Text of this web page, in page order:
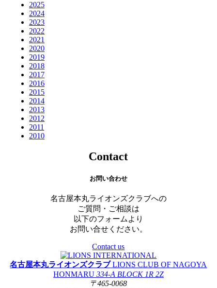
2025
2024
2023
2022
2021
2020
2019
2018
2017
2016
2015
2014
2013
2012
2011
2010
Contact
お問い合わせ
名古屋本丸ライオンズクラブへの
ご質問・ご相談は
以下のフォームより
お問い合せください。
Contact us
名古屋本丸ライオンズクラブ LIONS CLUB OF NAGOYA
HONMARU 334-A BLOCK 1R 2Z
〒465-0068